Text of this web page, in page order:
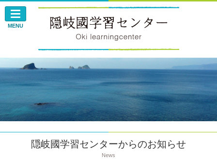
このページの本文へ
MENU
隠岐國学習センターからのお知らせ
News